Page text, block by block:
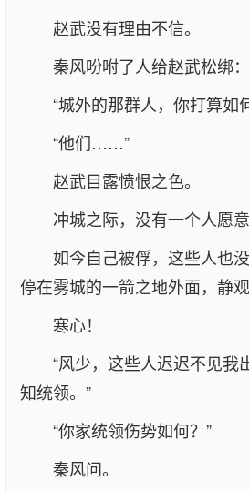
赵武没有理由不信。
秦风吩咐了人给赵武松绑：
“城外的那群人，你打算如
“他们……”
赵武目露愤恨之色。
冲城之际，没有一个人愿意
如今自己被俘，这些人也
停在雾城的一箭之地外面，静观
寒心！
“风少，这些人迟迟不见我
知统领。”
“你家统领伤势如何？”
秦风问。